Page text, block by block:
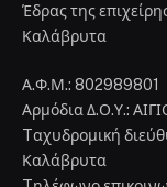
Έδρας της
Καλάβρυτα
Α.Φ.Μ.: 802989801
Αρμόδια Δ.Ο.Υ.:
Tαχυδρομική
Καλάβρυτα